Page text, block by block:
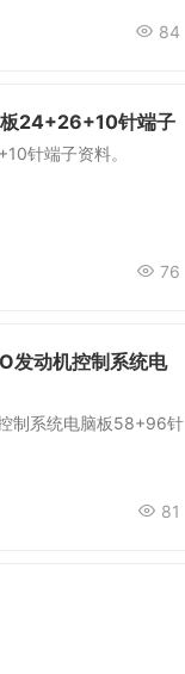
84
24+26+10针端子
针端子资料。
76
发动机控制系统电
制系统电脑板58+96针
81